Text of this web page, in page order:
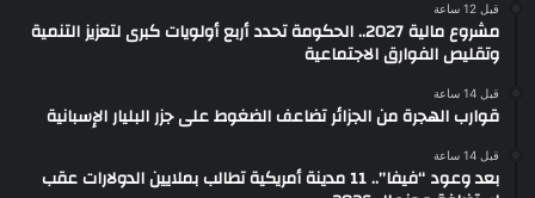
قبل 12 ساعة
مشروع مالية 2027.. الحكومة تحدد أربع أولويات كبرى لتعزيز التنمية
وتقليص الفوارق الاجتماعية
قبل 14 ساعة
قوارب الهجرة من الجزائر تضاعف الضغوط على جزر البليار الإسبانية
قبل 14 ساعة
بعد وعود “فيفا”.. 11 مدينة أمريكية تطالب بملايين الدولارات عقب